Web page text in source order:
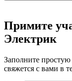
Примите
Электрик
Заполните
свяжется с вами в